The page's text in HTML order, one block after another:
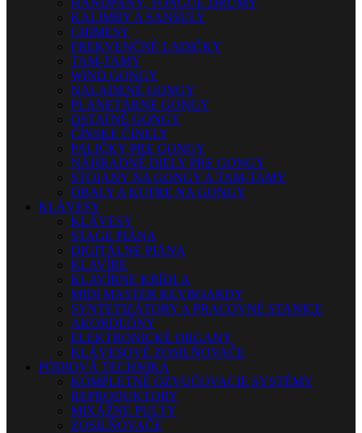
HANDPANY, TONGUE DRUMY
KALIMBY A SANSULY
CHIMESY
FREKVENČNÉ LADIČKY
TAM-TAMY
WIND GONGY
NALADENÉ GONGY
PLANETÁRNE GONGY
OSTATNÉ GONGY
ČÍNSKE ČINELY
PALIČKY PRE GONGY
NÁHRADNÉ DIELY PRE GONGY
STOJANY NA GONGY A TAM-TAMY
OBALY A KUFRE NA GONGY
KLÁVESY
KLÁVESY
STAGE PIÁNA
DIGITÁLNE PIÁNA
KLAVÍRE
KLAVÍRNE KRÍDLA
MIDI MASTER KEYBOARDY
SYNTETIZÁTORY A PRACOVNÉ STANICE
AKORDEÓNY
ELEKTRONICKÉ ORGANY
KLÁVESOVÉ ZOSILŇOVAČE
PÓDIOVÁ TECHNIKA
KOMPLETNÉ OZVUČOVACIE SYSTÉMY
REPRODUKTORY
MIXÁŽNE PULTY
ZOSILŇOVAČE